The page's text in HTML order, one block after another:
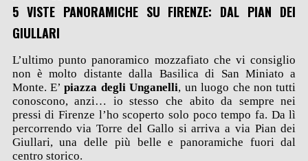
5 VISTE PANORAMICHE SU FIRENZE: DAL PIAN DEI
GIULLARI
L’ultimo punto panoramico mozzafiato che vi consiglio
non è molto distante dalla Basilica di San Miniato a
Monte. E’piazza degli Unganelli, un luogo che non tutti
conoscono, anzi… io stesso che abito da sempre nei
pressi di Firenze l’ho scoperto solo poco tempo fa. Da lì
percorrendo via Torre del Gallo si arriva a via Pian dei
Giullari, una delle più belle e panoramiche fuori dal
centro storico.